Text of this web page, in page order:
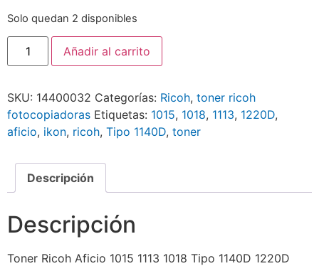
Solo quedan 2 disponibles
Añadir al carrito
SKU: 14400032 Categorías: Ricoh, toner ricoh
fotocopiadoras Etiquetas: 1015, 1018, 1113, 1220D,
aficio, ikon, ricoh, Tipo 1140D, toner
Descripción
Descripción
Toner Ricoh Aficio 1015 1113 1018 Tipo 1140D 1220D